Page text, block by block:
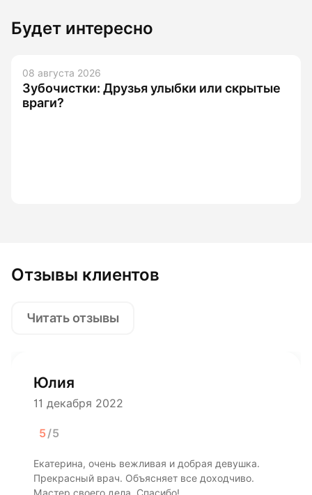
Будет интересно
08 августа 2026
Зубочистки: Друзья улыбки или скрытые
враги?
Отзывы клиентов
Читать отзывы
Юлия
11 декабря 2022
5/5
Екатерина, очень вежливая и добрая девушка.
Прекрасный врач. Объясняет все доходчиво.
Мастер своего дела. Спасибо!